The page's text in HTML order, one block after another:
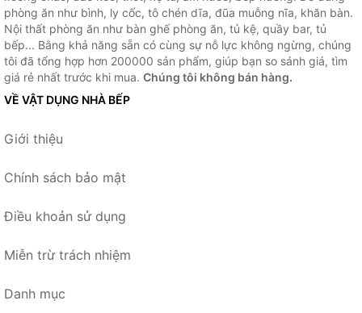
phòng ăn như bình, ly cốc, tô chén dĩa, đũa muỗng nĩa, khăn bàn.
Nội thất phòng ăn như bàn ghế phòng ăn, tủ kệ, quầy bar, tủ
bếp... Bằng khả năng sẵn có cùng sự nỗ lực không ngừng, chúng
tôi đã tổng hợp hơn 200000 sản phẩm, giúp bạn so sánh giá, tìm
giá rẻ nhất trước khi mua. Chúng tôi không bán hàng.
VỀ VẬT DỤNG NHÀ BẾP
Giới thiệu
Chính sách bảo mật
Điều khoản sử dụng
Miễn trừ trách nhiệm
Danh mục